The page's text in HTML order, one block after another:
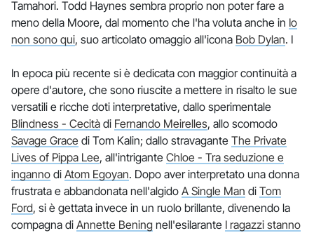
Tamahori. Todd Haynes sembra proprio non poter fare a
meno della Moore, dal momento che l'ha voluta anche in Io
non sono qui, suo articolato omaggio all'icona Bob Dylan. I
In epoca più recente si è dedicata con maggior continuità a
opere d'autore, che sono riuscite a mettere in risalto le sue
versatili e ricche doti interpretative, dallo sperimentale
Blindness - Cecità di Fernando Meirelles, allo scomodo
Savage Grace di Tom Kalin; dallo stravagante The Private
Lives of Pippa Lee, all'intrigante Chloe - Tra seduzione e
inganno di Atom Egoyan. Dopo aver interpretato una donna
frustrata e abbandonata nell'algido A Single Man di Tom
Ford, si è gettata invece in un ruolo brillante, divenendo la
compagna di Annette Bening nell'esilarante I ragazzi stanno